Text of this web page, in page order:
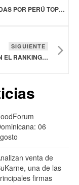
MARCAS DE ALICORP SON RECONOCIDAS POR PERÚ TOP BRANDS 2024
SIGUIENTE
LÍDERES DE PEPSICO SON RECONOCIDOS EN EL RANKING MERCO LÍDERES MÉXICO 2024
06
venta de
una de las
firmas